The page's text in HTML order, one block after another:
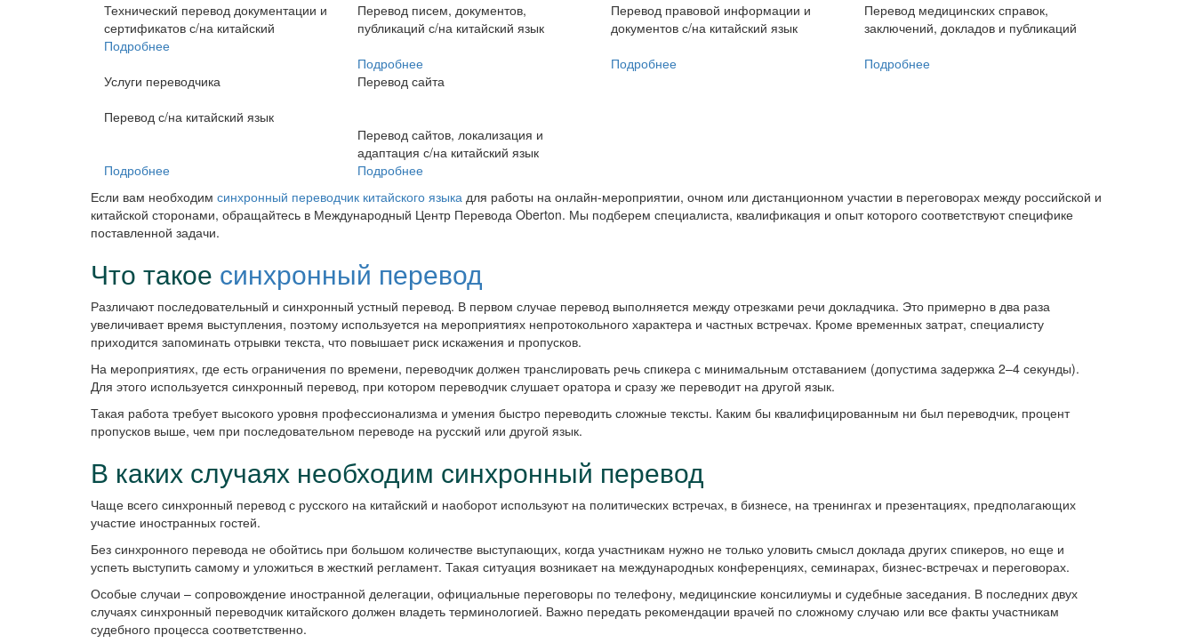
Технический перевод документации и
сертификатов с/на китайский
Подробнее
Перевод писем, документов,
публикаций с/на китайский язык
Подробнее
Перевод правовой информации и
документов с/на китайский язык
Подробнее
Перевод медицинских справок,
заключений, докладов и публикаций
Подробнее
Услуги переводчика
Перевод с/на китайский язык
Подробнее
Перевод сайта
Перевод сайтов, локализация и
адаптация с/на китайский язык
Подробнее
Если вам необходим синхронный переводчик китайского языка для работы на онлайн-мероприятии, очном или дистанционном участии в переговорах между российской и
китайской сторонами, обращайтесь в Международный Центр Перевода Oberton. Мы подберем специалиста, квалификация и опыт которого соответствуют специфике
поставленной задачи.
Что такое синхронный перевод
Различают последовательный и синхронный устный перевод. В первом случае перевод выполняется между отрезками речи докладчика. Это примерно в два раза
увеличивает время выступления, поэтому используется на мероприятиях непротокольного характера и частных встречах. Кроме временных затрат, специалисту
приходится запоминать отрывки текста, что повышает риск искажения и пропусков.
На мероприятиях, где есть ограничения по времени, переводчик должен транслировать речь спикера с минимальным отставанием (допустима задержка 2–4 секунды).
Для этого используется синхронный перевод, при котором переводчик слушает оратора и сразу же переводит на другой язык.
Такая работа требует высокого уровня профессионализма и умения быстро переводить сложные тексты. Каким бы квалифицированным ни был переводчик, процент
пропусков выше, чем при последовательном переводе на русский или другой язык.
В каких случаях необходим синхронный перевод
Чаще всего синхронный перевод с русского на китайский и наоборот используют на политических встречах, в бизнесе, на тренингах и презентациях, предполагающих
участие иностранных гостей.
Без синхронного перевода не обойтись при большом количестве выступающих, когда участникам нужно не только уловить смысл доклада других спикеров, но еще и
успеть выступить самому и уложиться в жесткий регламент. Такая ситуация возникает на международных конференциях, семинарах, бизнес-встречах и переговорах.
Особые случаи – сопровождение иностранной делегации, официальные переговоры по телефону, медицинские консилиумы и судебные заседания. В последних двух
случаях синхронный переводчик китайского должен владеть терминологией. Важно передать рекомендации врачей по сложному случаю или все факты участникам
судебного процесса соответственно.